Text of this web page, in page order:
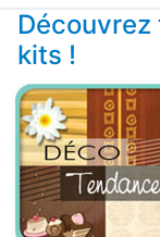
kits !